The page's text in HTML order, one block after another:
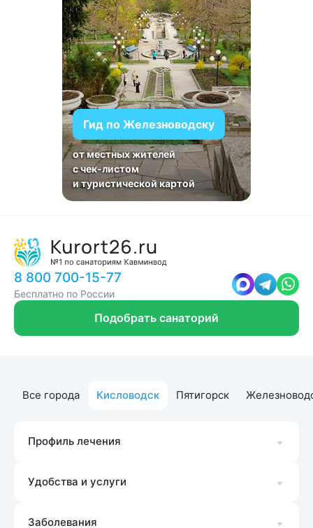
Гид по Железноводску
от местных жителей
с чек-листом
и туристической картой
8 800 700-15-77
Бесплатно по России
Подобрать санаторий
Все города Кисловодск Пятигорск
Профиль лечения
Удобства и услуги
Заболевания